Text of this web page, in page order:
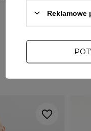
218,00
Reklamowe